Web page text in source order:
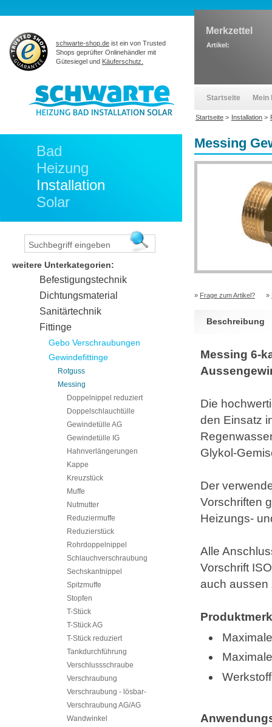
Messing
» Frage zum Artikel? »
Beschreibung
Messing 6-
Die
den Einsatz
Glykol-
Der
Vorschriften
Heizungs-
Alle
Vorschrift
auch aussen
Bad
Heizung
Installation
Solar
weitere Unterkategorien:
Befestigungstechnik
Dichtungsmaterial
Sanitärtechnik
Fittinge
Gebo Verschraubungen
Gewindefittinge
Rotguss
Messing
Doppelnippel reduziert
Doppelschlauchtülle
Gewindetülle AG
Gewindetülle IG
Hahnverlängerungen
Kappe
Kreuzstück
Muffe
Nutmutter
Reduziermuffe
Reduzierstück
Rohrdoppelnippel
Schlauchverschraubung
Sechskantnippel
Spitzmuffe
Stopfen
T-Stück
T-Stück AG
T-Stück reduziert
Tankdurchführung
Verschlussschraube
Verschraubung
Verschraubung - lösbar-
Verschraubung AG/AG
Wandwinkel
schwarte-shop.de ist ein von Trusted
Shops geprüfter Onlinehändler mit
Gütesiegel und Käuferschutz.
Merkzettel
Artikel:
Startseite Mein
Startseite > Installation >